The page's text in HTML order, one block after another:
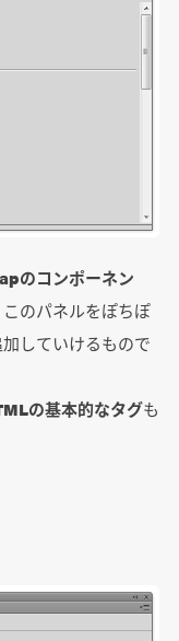
のコンポーネン
のパネルをぽちぽ
していけるもので
の基本的なタグも